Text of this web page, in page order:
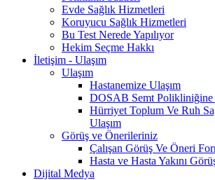
Evde Sağlık Hizmetleri
Koruyucu Sağlık Hizmetleri
Bu Test Nerede Yapılıyor
Hekim Seçme Hakkı
İletişim - Ulaşım
Ulaşım
Hastanemize Ulaşım
DOSAB Semt Polikliniğine
Hürriyet Toplum Ve Ruh
Ulaşım
Görüş ve Önerileriniz
Çalışan Görüş Ve Öneri
Hasta ve Hasta Yakını
Dijital Medya